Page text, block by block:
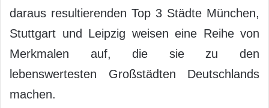
daraus resultierenden Top 3 Städte München,
Stuttgart und Leipzig weisen eine Reihe von
Merkmalen auf, die sie zu den
lebenswertesten Großstädten Deutschlands
machen.